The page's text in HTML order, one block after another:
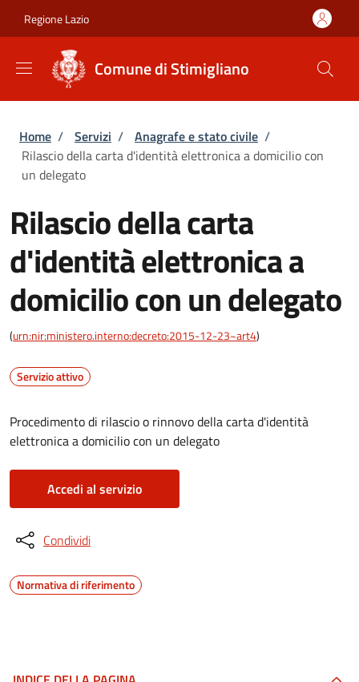
Regione Lazio
Comune di Stimigliano
Briciole di pane
Home / Servizi / Anagrafe e stato civile /
Rilascio della carta d'identità elettronica a domicilio con
un delegato
Rilascio della carta
d'identità elettronica a
domicilio con un delegato
(urn:nir:ministero.interno:decreto:2015-12-23~art4)
Servizio attivo
Procedimento di rilascio o rinnovo della carta d'identità
elettronica a domicilio con un delegato
Accedi al servizio
Condividi
Normativa di riferimento